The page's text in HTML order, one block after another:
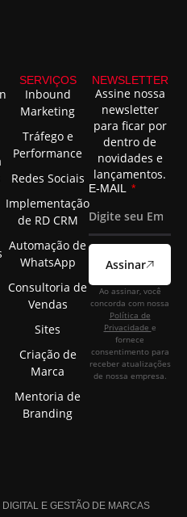
SERVIÇOS
Inbound
Marketing
Tráfego e
Performance
Redes Sociais
Implementação
de RD CRM
Automação de
WhatsApp
Consultoria de
Vendas
Sites
Criação de
Marca
Mentoria de
Branding
NEWSLETTER
Assine nossa
newsletter
para ficar por
dentro de
novidades e
lançamentos.
E-MAIL
Assinar
Ao assinar, você
concorda com nossa
Política de
Privacidade e
fornece
consentimento para
receber atualizações
de nossa empresa.
E GESTÃO DE MARCAS